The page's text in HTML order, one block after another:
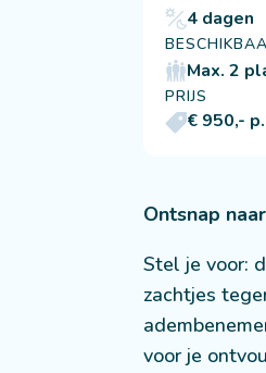
4 dagen
Max. 2
PRIJS
€ 950,-
Ontsnap
Stel je voor:
zachtjes
voor je